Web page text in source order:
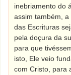
inebriamento do
assim também,
das Escrituras
pela doçura da
para que
isto, Ele veio
com Cristo, para